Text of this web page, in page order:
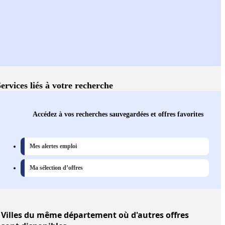
liés à votre recherche
Accédez à vos recherches sauvegardées et offres favorites
Mes alertes emploi
Ma sélection d’offres
Villesdu même département où d'autres offres